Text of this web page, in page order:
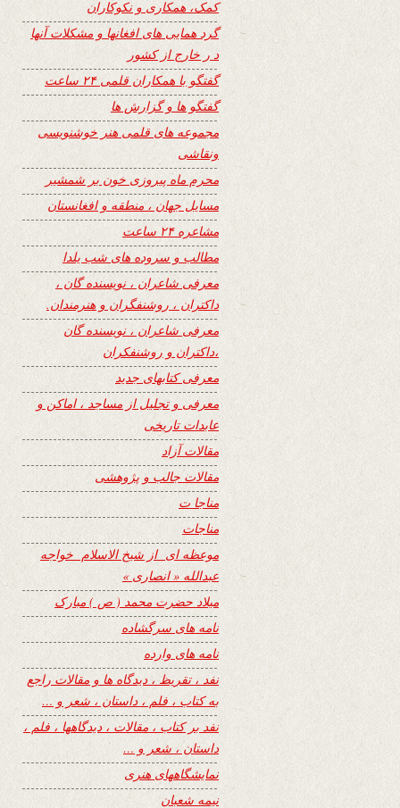
کمک، همکاری و نکوکاران
گرد همایی های افغانها و مشکلات آنها
د ر خارج از کشور
گفتگو با همکاران قلمی ۲۴ ساعت
گفتگو ها و گزارش ها
مجموعه های قلمی هنر خوشنویسی
ونقاشی
محرم ماه پیروزی خون بر شمشیر
مسایل جهان ، منطقه و افغانستان
مشاعره ۲۴ ساعت
مطالب و سروده های شب یلدا
معرفی شاعران ، نویسنده گان ،
داکتران ، روشنفگران و هنرمندان.
معرفی شاعران ، نویسنده گان
،داکتران و روشنفکران
معرفی کتابهای جدید
معرفی و تجلیل از مساجد ، اماکن و
عابدات تاریخی
مقالات آزاد
مقالات جالب و پژوهشی
مناجا ت
مناجات
موعظه ای از شیخ الاسلام خواجه
عبدالله « انصاری »
میلاد حضرت محمد ( ص ) مبارک
نامه های سرگشاده
نامه های وارده
نفد ، تقریظ ، دیدگاه ها و مقالات راجع
به کتاب ، فلم ، داستان ، شعر و …
نفد بر کتاب ، مقالات ، دیدگاهها ، فلم ،
داستان ، شعر و …
نمایشگاههای هنری
نیمه شعبان